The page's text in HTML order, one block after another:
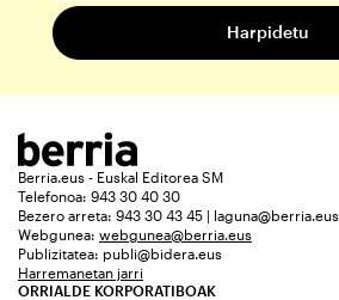
Berria.eus - Euskal Editorea SM
Telefonoa: 943 30 40 30
Bezero arreta: 943 30 43 45 | laguna@berria.eus
Webgunea: webgunea@berria.eus
Publizitatea: publi@bidera.eus
Harremanetan jarri
ORRIALDE KORPORATIBOAK